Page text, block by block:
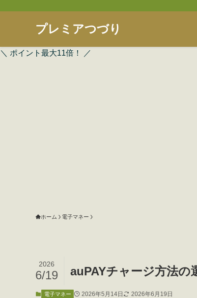
プレミアつづり
＼ ポイント最大11倍！ ／
ホーム 電子マネー
auPAYチャージ方法の
2026
6/19
電子マネー 2026年5月14日 2026年6月19日